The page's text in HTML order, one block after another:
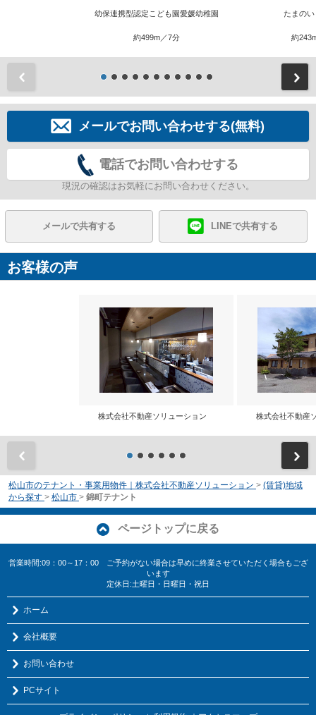
幼保連携型認定こども園愛媛幼稚園
約499m／7分
たまの
約
メールでお問い合わせする(無料)
電話でお問い合わせする
現況の確認はお気軽にお問い合わせください。
メールで共有する LINEで共有する
お客様の声
株式会社不動産ソリューション 株式会社不動
松山市のテナント・事業用物件｜株式会社不動産ソリューション > (賃貸)地域
から探す > 松山市 > 錦町テナント
ページトップに戻る
営業時間:09：00～17：00 ご予約がない場合は早めに終業させていただく場合もござ
います
定休日:土曜日・日曜日・祝日
ホーム
会社概要
お問い合わせ
PCサイト